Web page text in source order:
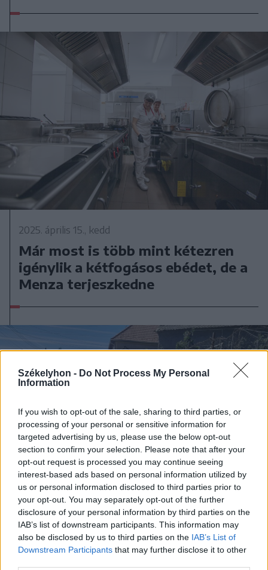
Székelyhon - Do Not Process My Personal
Information
If you wish to opt-out of the sale, sharing to third parties, or
processing of your personal or sensitive information for
targeted advertising by us, please use the below opt-out
section to confirm your selection. Please note that after your
opt-out request is processed you may continue seeing
interest-based ads based on personal information utilized by
us or personal information disclosed to third parties prior to
your opt-out. You may separately opt-out of the further
disclosure of your personal information by third parties on the
IAB’s list of downstream participants. This information may
also be disclosed by us to third parties on the IAB’s List of
Downstream Participants that may further disclose it to other
2025. április 15., kedd
Már most is több mint kétezren
igénylik a kétfogásos ebédet, de a
Menza terjeszkedne
2024. szeptember 18., szerda
Ha magasabb lesz az új út szintje,